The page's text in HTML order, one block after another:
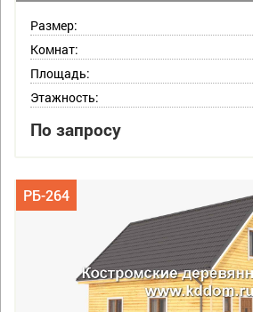
Размер:
Комнат:
Площадь:
Этажность:
По запросу
РБ-264